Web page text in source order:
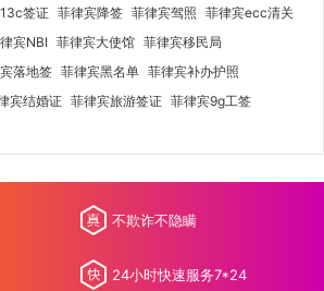
签证 菲律宾降签 菲律宾驾照 菲律宾ecc清关
宾NBI 菲律宾大使馆 菲律宾移民局
落地签 菲律宾黑名单 菲律宾补办护照
宾结婚证 菲律宾旅游签证 菲律宾9g工签
不欺诈不隐瞒
24小时快速服务7*24